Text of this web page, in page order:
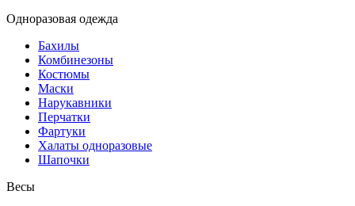
Одноразовая одежда
Бахилы
Комбинезоны
Костюмы
Маски
Нарукавники
Перчатки
Фартуки
Халаты одноразовые
Шапочки
Весы